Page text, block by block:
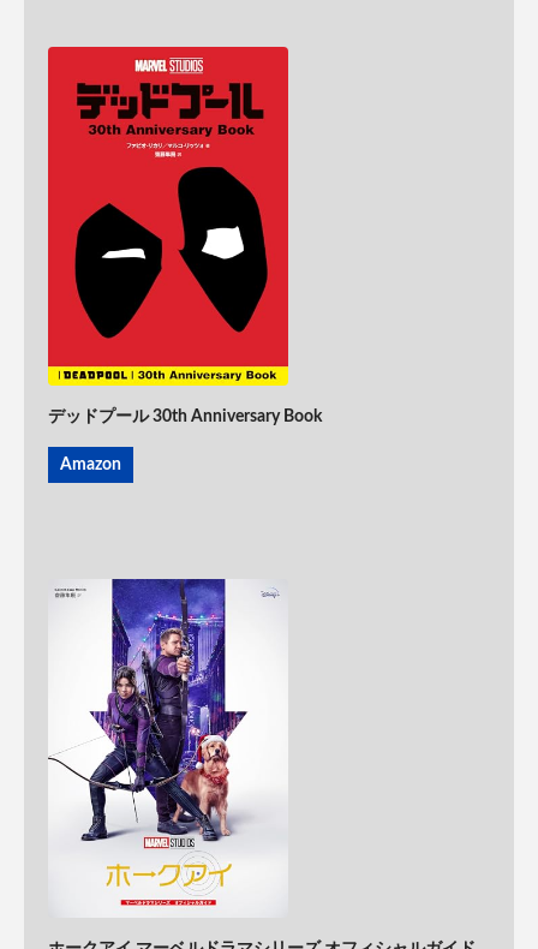
デッドプール 30th Anniversary Book
Amazon